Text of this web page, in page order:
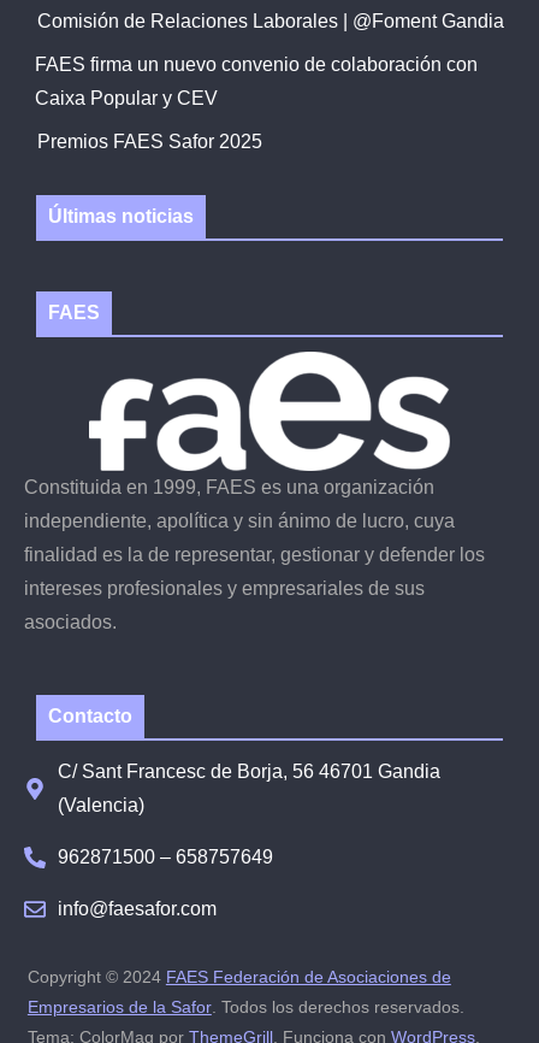
Comisión de Relaciones Laborales | @Foment Gandia
FAES firma un nuevo convenio de colaboración con
Caixa Popular y CEV
Premios FAES Safor 2025
Últimas noticias
FAES
Constituida en 1999, FAES es una organización
independiente, apolítica y sin ánimo de lucro, cuya
finalidad es la de representar, gestionar y defender los
intereses profesionales y empresariales de sus
asociados.
Contacto
C/ Sant Francesc de Borja, 56 46701 Gandia
(Valencia)
962871500 – 658757649
info@faesafor.com
Copyright © 2024 FAES Federación de Asociaciones de
Empresarios de la Safor. Todos los derechos reservados.
Tema: ColorMag por ThemeGrill. Funciona con WordPress.